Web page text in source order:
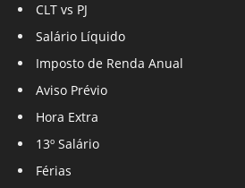
CLT vs PJ
Salário Líquido
Imposto de Renda Anual
Aviso Prévio
Hora Extra
13º Salário
Férias